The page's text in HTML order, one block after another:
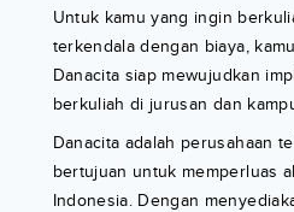
Untuk kamu yang ingin
terkendala dengan biaya, kamu
Danacita siap mewujudkan
berkuliah di jurusan dan
Danacita adalah perusahaan
bertujuan untuk memperluas
Indonesia. Dengan